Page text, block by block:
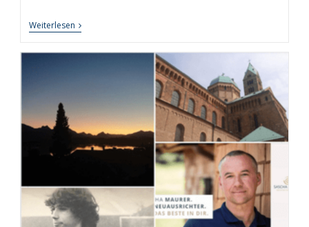
Weiterlesen Besser
Schlafen
&
Tricks